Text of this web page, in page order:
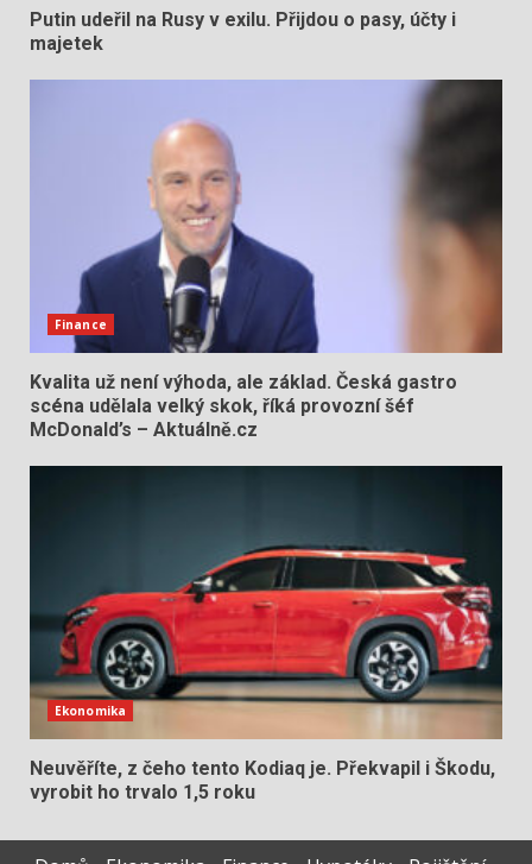
Putin udeřil na Rusy v exilu. Přijdou o pasy, účty i
majetek
Finance
Kvalita už není výhoda, ale základ. Česká gastro
scéna udělala velký skok, říká provozní šéf
McDonald’s – Aktuálně.cz
Ekonomika
Neuvěříte, z čeho tento Kodiaq je. Překvapil i Škodu,
vyrobit ho trvalo 1,5 roku